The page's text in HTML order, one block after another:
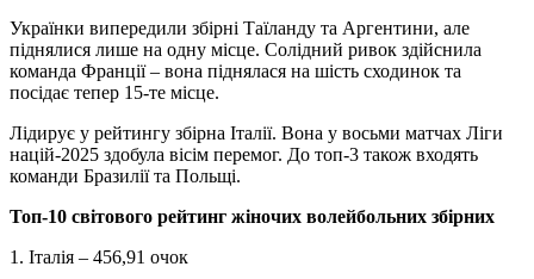
Українки випередили збірні Таїланду та Аргентини, але
піднялися лише на одну місце. Солідний ривок здійснила
команда Франції – вона піднялася на шість сходинок та
посідає тепер 15-те місце.
Лідирує у рейтингу збірна Італії. Вона у восьми матчах Ліги
націй-2025 здобула вісім перемог. До топ-3 також входять
команди Бразилії та Польщі.
Топ-10 світового рейтинг жіночих волейбольних збірних
1. Італія – 456,91 очок